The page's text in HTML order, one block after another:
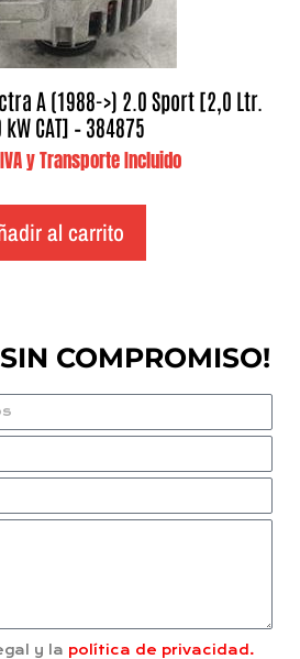
A (1988->) 2.0 Sport [2,0 Ltr.
kW CAT] – 384875
IVA y Transporte Incluido
al carrito
SIN COMPROMISO!
y la política de privacidad.